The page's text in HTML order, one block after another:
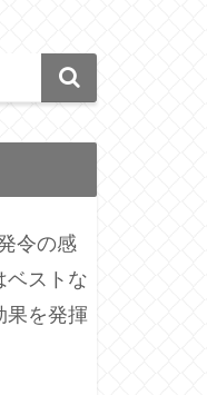
令の感
ストな
果を発揮